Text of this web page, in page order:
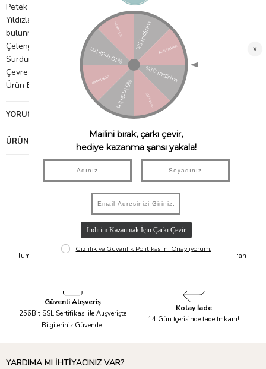
Petek süsler, çarklar ve eko parıltılı flamalar
Yıldızlarda altın metalik kordon, kiraz üzerinde yeşil kordon
bulunmaktadır.
Çelengi asmak için doğal ip
Sürdürülebilir FSC kağıdı kullanılarak yapılan ambalaj
Çevre dostu parıltı
Ürün Boyutu: Çelenk uzunluğu - 3,4 m Fazla kordon dahil 4,6 m
YORUMLAR
ÜRÜN ÖNERILERI
Hızlı Kargo
Tüm Siparişleriniz Aynı Gün 14.00'a
Tüm Ürünlerde 6 Aya Kadar Varan
Güvenli Alışveriş
256Bit SSL Sertifikası ile Alışverişte
Bilgileriniz Güvende.
Kolay İade
14 Gün İçerisinde İade İmkanı!
YARDIMA MI İHTİYACINIZ VAR?